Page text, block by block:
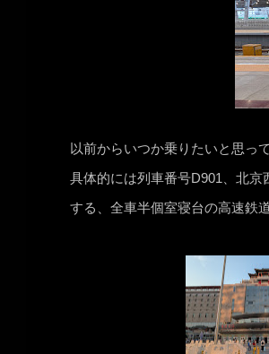
以前からいつか乗りたいと思っ
具体的には列車番号D901、北京
する、全車半個室寝台の高速鉄道